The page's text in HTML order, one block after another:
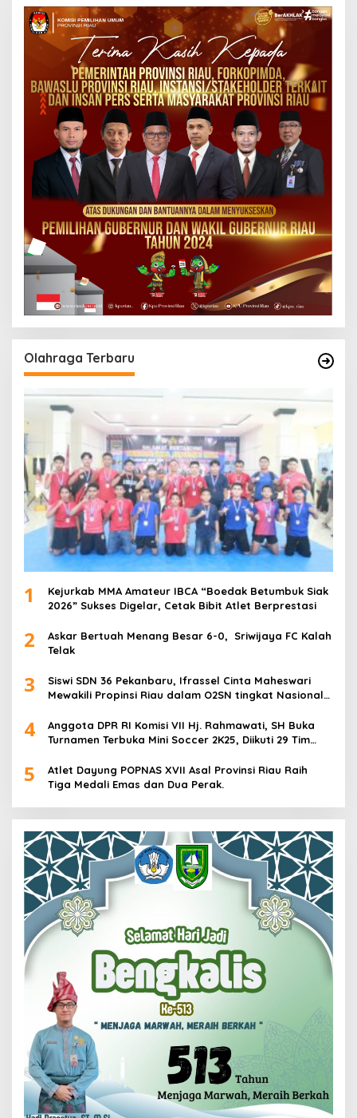
Olahraga Terbaru
1
Kejurkab MMA Amateur IBCA “Boedak Betumbuk Siak
2026” Sukses Digelar, Cetak Bibit Atlet Berprestasi
2
Askar Bertuah Menang Besar 6-0, Sriwijaya FC Kalah
Telak
3
Siswi SDN 36 Pekanbaru, Ifrassel Cinta Maheswari
Mewakili Propinsi Riau dalam O2SN tingkat Nasional
4
Anggota DPR RI Komisi VII Hj. Rahmawati, SH Buka
Turnamen Terbuka Mini Soccer 2K25, Diikuti 29 Tim
5
Atlet Dayung POPNAS XVII Asal Provinsi Riau Raih
Tiga Medali Emas dan Dua Perak.